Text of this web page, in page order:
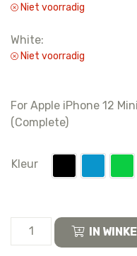
Niet voorradig
White:
Niet voorradig
For Apple iPhone 12
(Complete)
Kleur
IN